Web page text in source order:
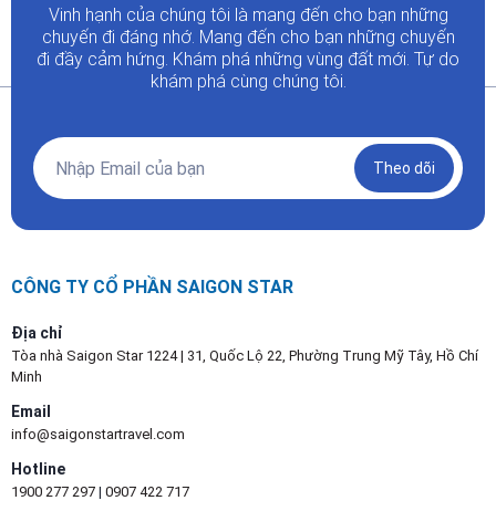
Vinh hạnh của chúng tôi là mang đến cho bạn những
chuyến đi đáng nhớ. Mang đến cho bạn những chuyến
đi đầy cảm hứng. Khám phá những vùng đất mới. Tự do
khám phá cùng chúng tôi.
Theo dõi
CÔNG TY CỔ PHẦN SAIGON STAR
Địa chỉ
Tòa nhà Saigon Star 1224 | 31, Quốc Lộ 22, Phường Trung Mỹ Tây, Hồ Chí
Minh
Email
info@saigonstartravel.com
Hotline
1900 277 297 | 0907 422 717